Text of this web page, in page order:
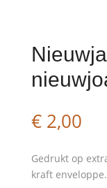
€2,00
Gedrukt op
kraft